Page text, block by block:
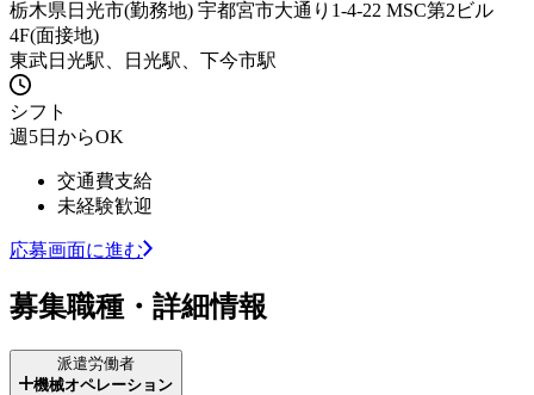
栃木県日光市(勤務地) 宇都宮市大通り1-4-22 MSC第2ビル
4F(面接地)
東武日光駅、日光駅、下今市駅
シフト
週5日からOK
交通費支給
未経験歓迎
応募画面に進む
募集職種・詳細情報
派遣労働者
機械オペレーション